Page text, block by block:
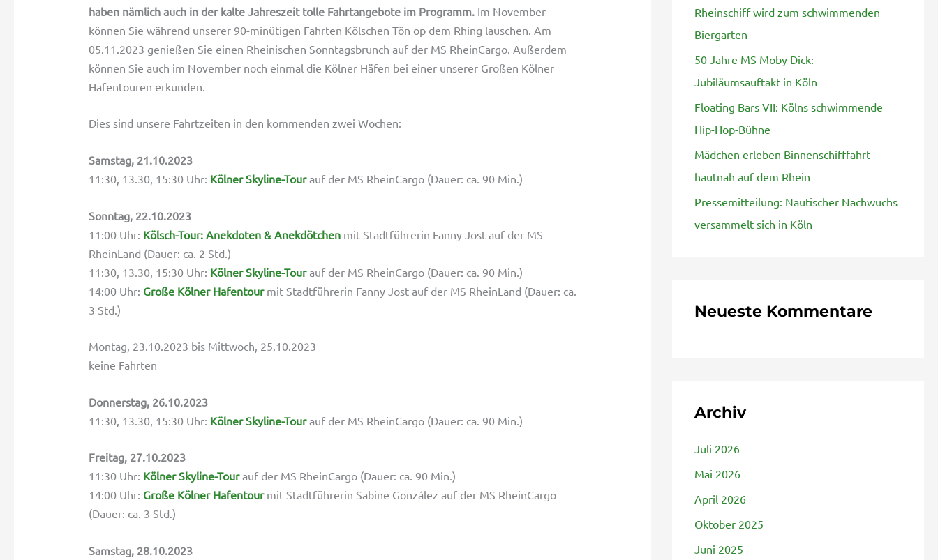
haben nämlich auch in der kalte Jahreszeit tolle Fahrtangebote im Programm. Im November
können Sie während unserer 90-minütigen Fahrten Kölschen Tön op dem Rhing lauschen. Am
05.11.2023 genießen Sie einen Rheinischen Sonntagsbrunch auf der MS RheinCargo. Außerdem
können Sie auch im November noch einmal die Kölner Häfen bei einer unserer Großen Kölner
Hafentouren erkunden.
Dies sind unsere Fahrtzeiten in den kommenden zwei Wochen:
Samstag, 21.10.2023
11:30, 13.30, 15:30 Uhr: Kölner Skyline-Tourauf der MS RheinCargo (Dauer: ca. 90 Min.)
Sonntag, 22.10.2023
11:00 Uhr: Kölsch-Tour: Anekdoten & Anekdötchenmit Stadtführerin Fanny Jost auf der MS
RheinLand (Dauer: ca. 2 Std.)
11:30, 13.30, 15:30 Uhr: Kölner Skyline-Tourauf der MS RheinCargo (Dauer: ca. 90 Min.)
14:00 Uhr: Große Kölner Hafentourmit Stadtführerin Fanny Jost auf der MS RheinLand (Dauer: ca.
3 Std.)
Montag, 23.10.2023 bis Mittwoch, 25.10.2023
keine Fahrten
Donnerstag, 26.10.2023
11:30, 13.30, 15:30 Uhr: Kölner Skyline-Tourauf der MS RheinCargo (Dauer: ca. 90 Min.)
Freitag, 27.10.2023
11:30 Uhr: Kölner Skyline-Tourauf der MS RheinCargo (Dauer: ca. 90 Min.)
14:00 Uhr: Große Kölner Hafentourmit Stadtführerin Sabine González auf der MS RheinCargo
(Dauer: ca. 3 Std.)
Samstag, 28.10.2023
n
a
c
h
:
Rheinschiff wird zum schwimmenden
Biergarten
50 Jahre MS Moby Dick:
Jubiläumsauftakt in Köln
Floating Bars VII: Kölns schwimmende
Hip-Hop-Bühne
Mädchen erleben Binnenschifffahrt
hautnah auf dem Rhein
Pressemitteilung: Nautischer Nachwuchs
versammelt sich in Köln
Neueste Kommentare
Archiv
Juli 2026
Mai 2026
April 2026
Oktober 2025
Juni 2025